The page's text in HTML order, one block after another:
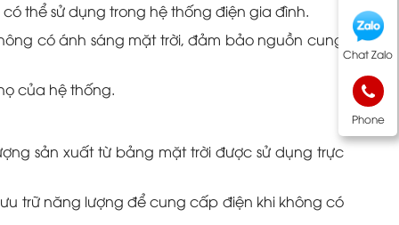
Chat Zalo
Phone
thể sử dụng trong hệ thống điện gia đình.
có ánh sáng mặt trời, đảm bảo nguồn cung
của hệ thống.
sản xuất từ bảng mặt trời được sử dụng trực
trữ năng lượng để cung cấp điện khi không có